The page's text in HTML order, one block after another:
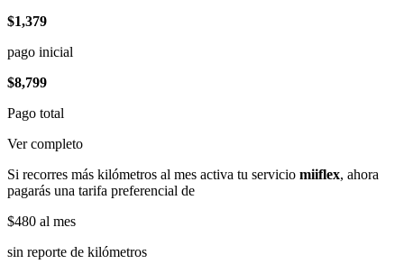
$1,379
pago inicial
$8,799
Pago total
Ver completo
Si recorres más kilómetros al mes activa tu servicio miiflex, ahora
pagarás una tarifa preferencial de
$480 al mes
sin reporte de kilómetros